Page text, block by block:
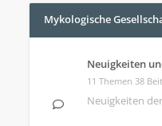
Mykologische
Neuigkeiten
11 Themen 38
Neuigkeiten